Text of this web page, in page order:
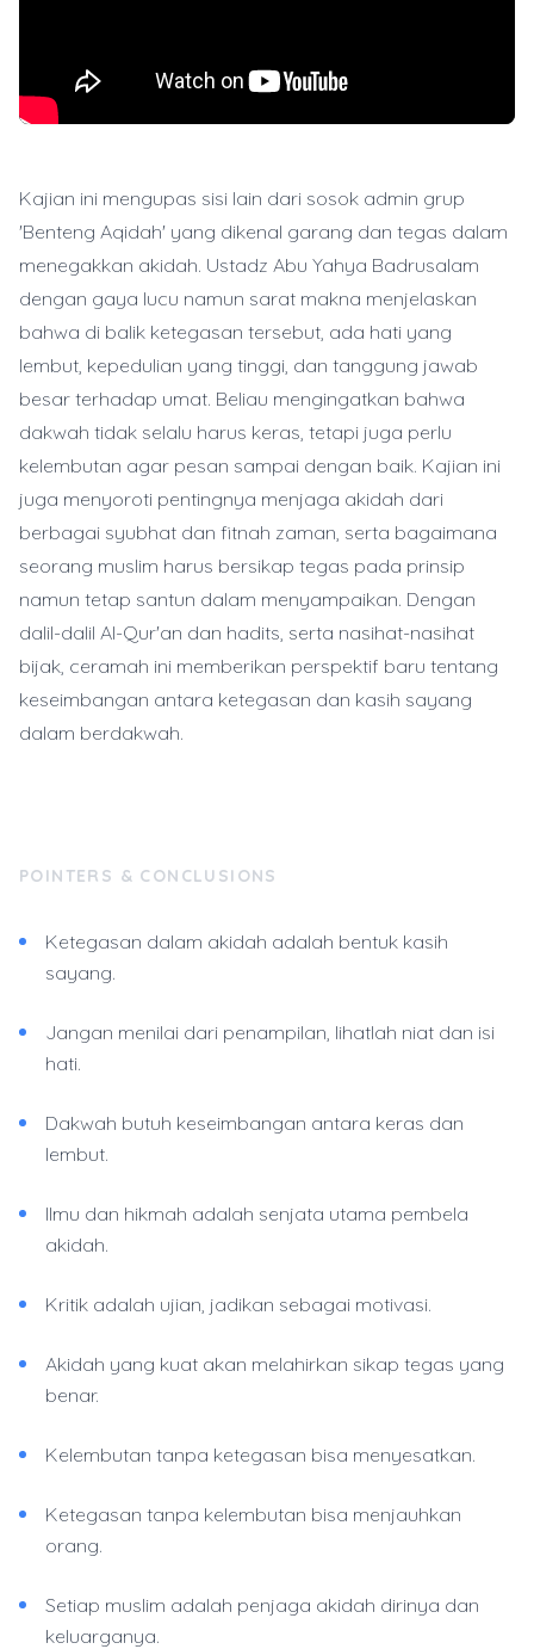
Kajian ini mengupas sisi lain dari sosok admin grup
'Benteng Aqidah' yang dikenal garang dan tegas dalam
menegakkan akidah. Ustadz Abu Yahya Badrusalam
dengan gaya lucu namun sarat makna menjelaskan
bahwa di balik ketegasan tersebut, ada hati yang
lembut, kepedulian yang tinggi, dan tanggung jawab
besar terhadap umat. Beliau mengingatkan bahwa
dakwah tidak selalu harus keras, tetapi juga perlu
kelembutan agar pesan sampai dengan baik. Kajian ini
juga menyoroti pentingnya menjaga akidah dari
berbagai syubhat dan fitnah zaman, serta bagaimana
seorang muslim harus bersikap tegas pada prinsip
namun tetap santun dalam menyampaikan. Dengan
dalil-dalil Al-Qur'an dan hadits, serta nasihat-nasihat
bijak, ceramah ini memberikan perspektif baru tentang
keseimbangan antara ketegasan dan kasih sayang
dalam berdakwah.
POINTERS & CONCLUSIONS
Ketegasan dalam akidah adalah bentuk kasih
sayang.
Jangan menilai dari penampilan, lihatlah niat dan isi
hati.
Dakwah butuh keseimbangan antara keras dan
lembut.
Ilmu dan hikmah adalah senjata utama pembela
akidah.
Kritik adalah ujian, jadikan sebagai motivasi.
Akidah yang kuat akan melahirkan sikap tegas yang
benar.
Kelembutan tanpa ketegasan bisa menyesatkan.
Ketegasan tanpa kelembutan bisa menjauhkan
orang.
Setiap muslim adalah penjaga akidah dirinya dan
keluarganya.